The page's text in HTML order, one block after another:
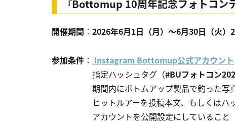
『Bottomup 10周年記念フォトコ
開催期間 ： 2026年6月1日（月）～6月30日（火）
参加条件 ： Instagram Bottomup公式アカウント
指定ハッシュタグ（#BUフォトコン
期間内にボトムアップ製品で釣った写真
ヒットルアーを投稿本文、もしくはハッ
アカウントを公開設定にしていること